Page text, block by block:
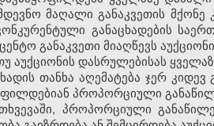
მაღალი განაკვეთის
განაცხადების
განაკვეთი მიაღწევს
თუ აუქციონის დასრულებისას
თანხა აღემატება ჯერ
პროპორციული
პროპორციული